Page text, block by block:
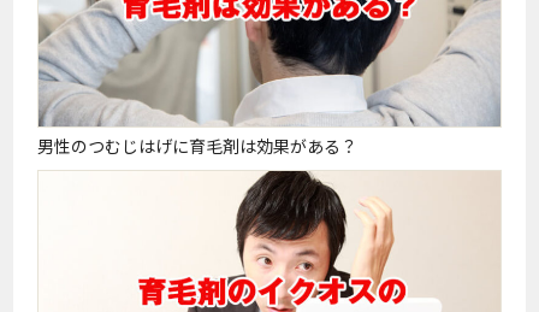
男性のつむじはげに育毛剤は効果がある？